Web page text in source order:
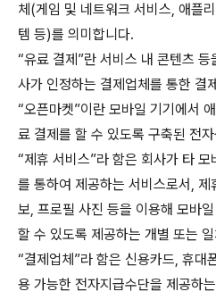
체(게임 및 네트워크 서비스, 애플
템 등)를 의미합니다.
“유료 결제”란 서비스 내 콘텐츠
사가 인정하는 결제업체를 통한 결
“오픈마켓”이란 모바일 기기에서
료 결제를 할 수 있도록 구축된 전
“제휴 서비스”라 함은 회사가 타
를 통하여 제공하는 서비스로서,
보, 프로필 사진 등을 이용해 모바
할 수 있도록 제공하는 개별 또는
“결제업체”라 함은 신용카드, 휴대
용 가능한 전자지급수단을 제공하